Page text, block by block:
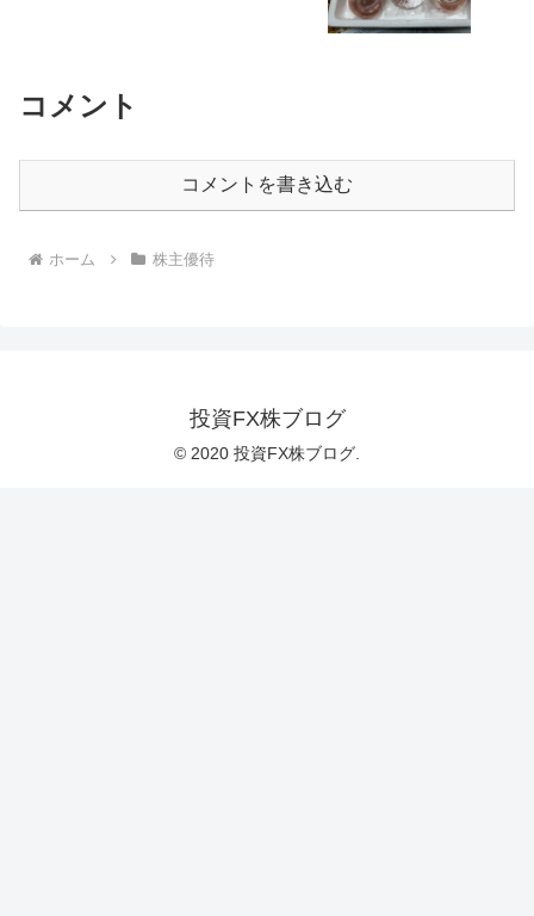
コメント
コメントを書き込む
ホーム 株主優待
投資FX株ブログ
© 2020 投資FX株ブログ.